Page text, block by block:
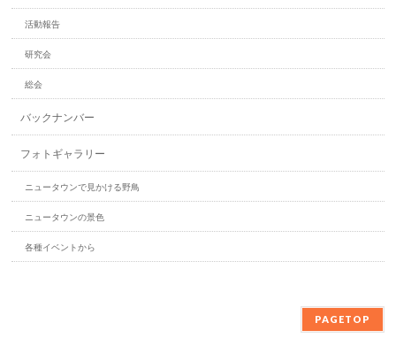
活動報告
研究会
総会
バックナンバー
フォトギャラリー
ニュータウンで見かける野鳥
ニュータウンの景色
各種イベントから
PAGETOP